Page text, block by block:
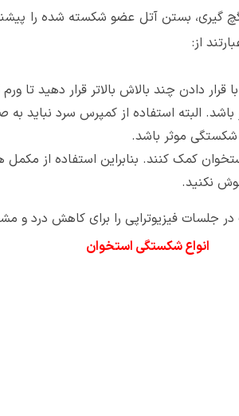
گیری، بستن آتل عضو شکسته شده را
از:
دادن چند بالاش بالاتر قرار دهید تا
البته استفاده از کمپرس سرد نباید
شکستگی موثر باشد.
کمک کنند. بنابراین استفاده از
نکنید.
فیزیوتراپی را برای کاهش درد و
انواع شکستگی استخوان